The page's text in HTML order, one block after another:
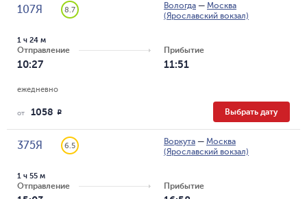
107Я 8.7 Вологда — Москва
(Ярославский вокзал)
Отправление
10:27
1 ч 24 м
Прибытие
11:51
ежедневно
от 1058 R Выбрать дату
375Я 6.5 Воркута — Москва
(Ярославский вокзал)
Отправление
1 ч 55 м
Прибытие